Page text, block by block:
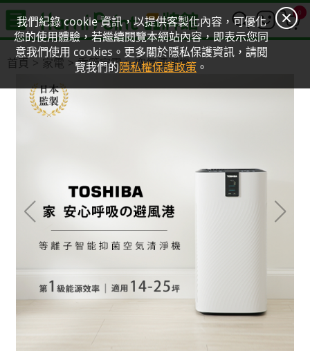
我們紀錄 cookie 資訊，以提供客製化內容，可優化
您的使用體驗，若繼續閱覽本網站內容，即表示您同
意我們使用 cookies。更多關於隱私保護資訊，請閱
覽我們的隱私權保護政策 。
0
首頁 家電 季節家電 空氣清淨機